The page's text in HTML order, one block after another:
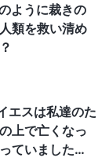
ように裁きの
類を救い清め
エスは私達のた
上で亡くなっ
ていました。